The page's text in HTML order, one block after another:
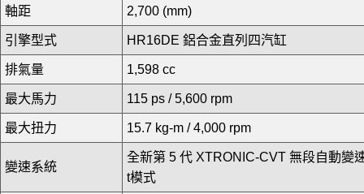
軸距 2,700 (mm)
引擎型式 HR16DE 鋁合金直列四汽缸
排氣量 1,598 cc
最大馬力 115 ps / 5,600 rpm
最大扭力 15.7 kg-m / 4,000 rpm
變速系統
全新第 5 代 XTRONIC-CVT 無段自動變
t模式